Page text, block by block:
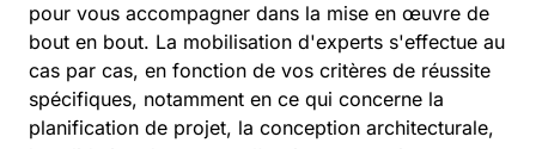
pour vous accompagner dans la mise en œuvre de
bout en bout. La mobilisation d'experts s'effectue au
cas par cas, en fonction de vos critères de réussite
spécifiques, notamment en ce qui concerne la
planification de projet, la conception architecturale,